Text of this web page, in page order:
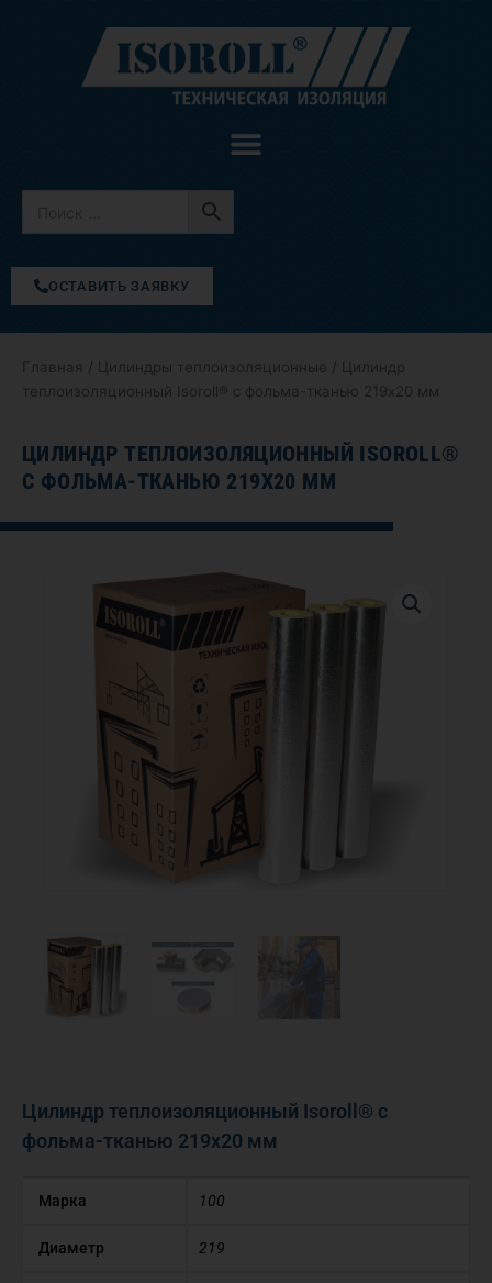
содержимому
ОСТАВИТЬ ЗАЯВКУ
Главная Цилиндры теплоизоляционные / Цилиндр
теплоизоляционный Isoroll® с фольма-тканью 219х20 мм
ЦИЛИНДР ТЕПЛОИЗОЛЯЦИОННЫЙ ISOROLL®
С ФОЛЬМА-ТКАНЬЮ 219Х20 ММ
Цилиндр теплоизоляционный Isoroll® с
фольма-тканью 219х20 мм
Марка 100
Диаметр 219